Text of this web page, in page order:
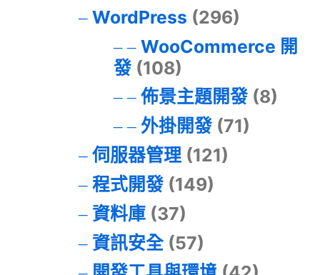
WordPress (296)
WooCommerce 開
發(108)
佈景主題開發(8)
外掛開發(71)
伺服器管理(121)
程式開發(149)
資料庫(37)
資訊安全(57)